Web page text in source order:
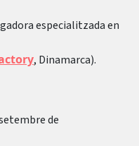
especialitzada en
, Dinamarca).
de